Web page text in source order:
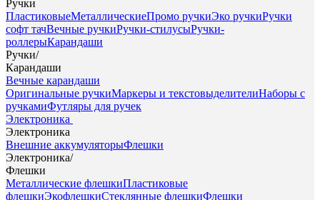
Ручки
ПластиковыеМеталлическиеПромо ручкиЭко ручкиРучки
софт тачВечные ручкиРучки-стилусыРучки-
роллерыКарандаши
Ручки/
Карандаши
Вечные карандаши
Оригинальные ручкиМаркеры и текстовыделителиНаборы с
ручкамиФутляры для ручек
Электроника
Электроника
Внешние аккумуляторыФлешки
Электроника/
Флешки
Металлические флешкиПластиковые
флешкиЭкофлешкиСтеклянные флешкиФлешки